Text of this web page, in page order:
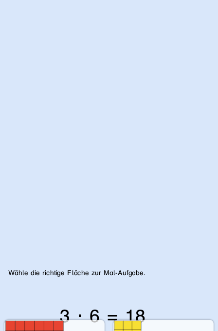
Wähle die richtige Fläche zur Mal-Aufgabe.
3 ⋅ 6 = 18